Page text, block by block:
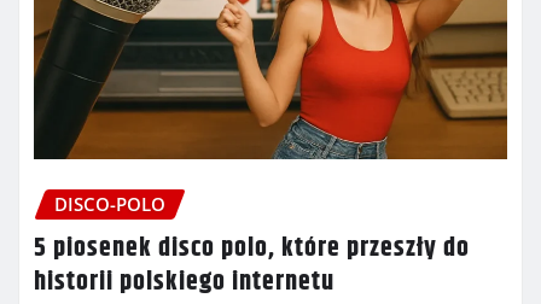
DISCO-POLO
5 piosenek disco polo, które przeszły do
historii polskiego internetu